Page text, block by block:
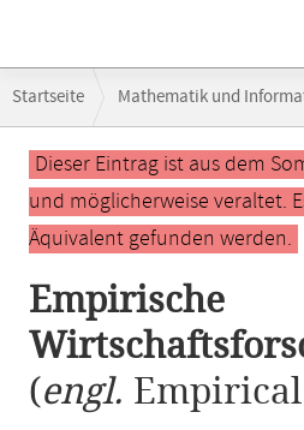
Navigation
Startseite Mathematik und
Hauptinhalt
Dieser Eintrag ist aus dem
und möglicherweise veraltet.
Äquivalent gefunden werden.
Empirische
(engl.